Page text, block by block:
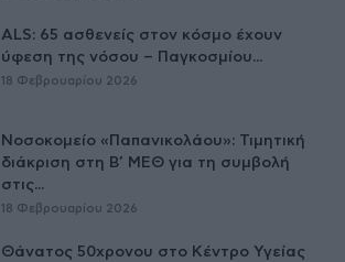
ALS: 65 ασθενείς στον κόσμο έχουν
ύφεση της νόσου – Παγκοσμίου...
18 Φεβρουαρίου 2026
Νοσοκομείο «Παπανικολάου»: Τιμητική
διάκριση στη Β’ ΜΕΘ για τη συμβολή
στις...
18 Φεβρουαρίου 2026
Θάνατος 50χρονου στο Κέντρο Υγείας